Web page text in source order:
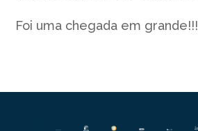
Foi uma chegada em grande!!!